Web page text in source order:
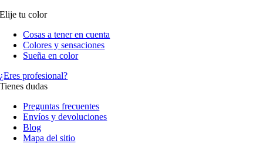
Elije tu color
Cosas a tener en cuenta
Colores y sensaciones
Sueña en color
¿Eres profesional?
Tienes dudas
Preguntas frecuentes
Envíos y devoluciones
Blog
Mapa del sitio